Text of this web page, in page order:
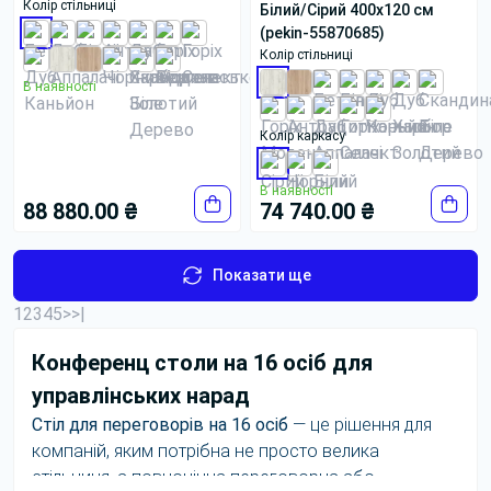
Колір стільниці
В наявності
88 880.00 ₴
Білий/Сірий 400x120 см
(pekin-55870685)
Колір стільниці
Колір каркасу
В наявності
74 740.00 ₴
Показати ще
12345>>|
Конференц столи на 16 осіб для
управлінських нарад
Стіл для переговорів на 16 осіб — це рішення для
компаній, яким потрібна не просто велика
стільниця, а повноцінна переговорна або